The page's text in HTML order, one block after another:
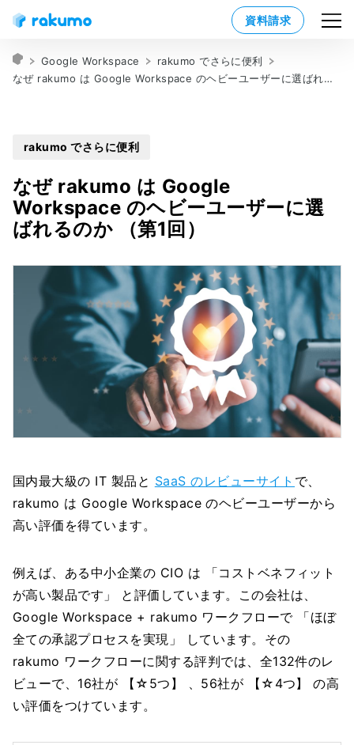
資料請求
Google Workspace
rakumo でさらに便利
なぜ rakumo は Google Workspace のヘビーユーザーに選ばれるのか（第１回）
rakumo でさらに便利
なぜ rakumo は Google
Workspace のヘビーユーザーに選
ばれるのか （第1回）
国内最大級の IT 製品と SaaS のレビューサイト で、
rakumo は Google Workspace のヘビーユーザーから
高い評価を得ています。
例えば、ある中小企業の CIO は 「コストベネフィット
が高い製品です」 と評価しています。この会社は、
Google Workspace + rakumo ワークフローで 「ほぼ
全ての承認プロセスを実現」 しています。その
rakumo ワークフローに関する評判では、全132件のレ
ビューで、16社が 【☆5つ】 、56社が 【☆4つ】 の高
い評価をつけています。